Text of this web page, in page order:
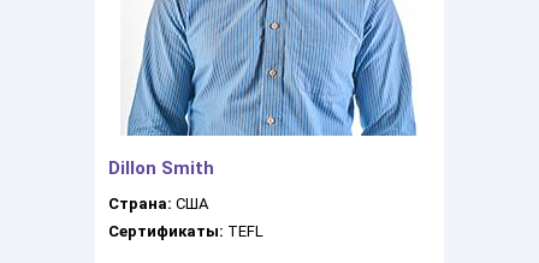
Dillon Smith
Страна: США
Сертификаты: TEFL